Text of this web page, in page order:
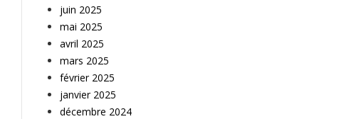
juin 2025
mai 2025
avril 2025
mars 2025
février 2025
janvier 2025
décembre 2024